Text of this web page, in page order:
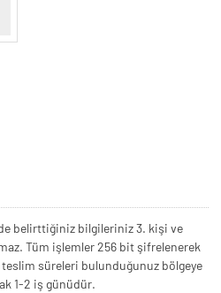
belirttiğiniz bilgileriniz 3. kişi ve
Tüm işlemler 256 bit şifrelenerek
süreleri bulunduğunuz bölgeye
1-2 iş günüdür.